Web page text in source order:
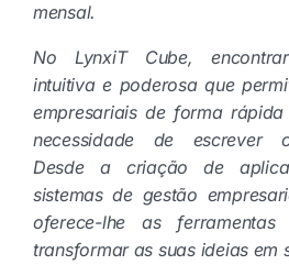
mensal.
No LynxiT Cube,
intuitiva e poderosa que
empresariais de forma
necessidade de escrever
Desde a criação de
sistemas de gestão
oferece-lhe as ferramentas
transformar as suas ideias em